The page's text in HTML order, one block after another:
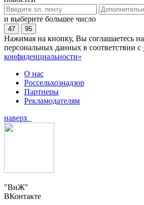
и выберите большее число
47 95
Нажимая на кнопку, Вы соглашаетесь
персональных данных в соответствии с
конфиденциальности»
О нас
Россельхознадзор
Партнеры
Рекламодателям
наверх
"ВиЖ"
ВКонтакте